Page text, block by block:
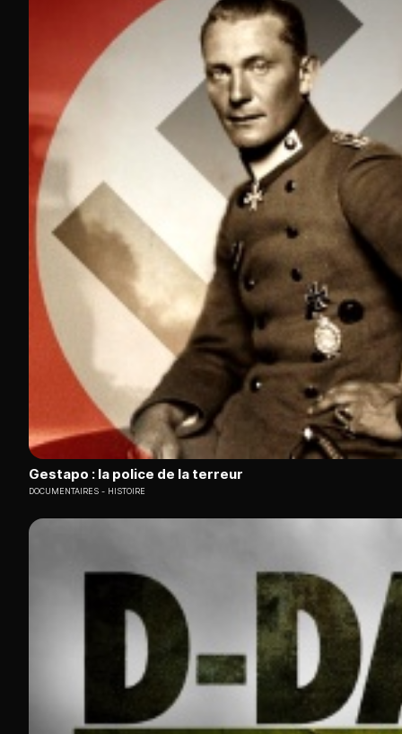
Gestapo : la police de la terreur
DOCUMENTAIRES HISTOIRE